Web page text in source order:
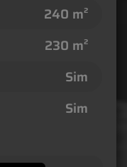
240 m²
230 m²
Sim
Sim